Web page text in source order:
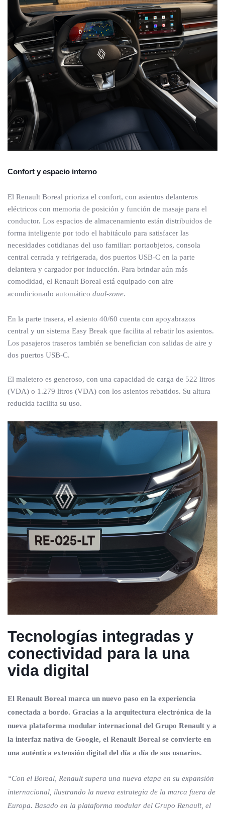
Confort y espacio interno
El Renault Boreal prioriza el confort, con asientos delanteros
eléctricos con memoria de posición y función de masaje para el
conductor. Los espacios de almacenamiento están distribuidos de
forma inteligente por todo el habitáculo para satisfacer las
necesidades cotidianas del uso familiar: portaobjetos, consola
central cerrada y refrigerada, dos puertos USB-C en la parte
delantera y cargador por inducción. Para brindar aún más
comodidad, el Renault Boreal está equipado con aire
acondicionado automático dual-zone.
En la parte trasera, el asiento 40/60 cuenta con apoyabrazos
central y un sistema Easy Break que facilita al rebatir los asientos.
Los pasajeros traseros también se benefician con salidas de aire y
dos puertos USB-C.
El maletero es generoso, con una capacidad de carga de 522 litros
(VDA) o 1.279 litros (VDA) con los asientos rebatidos. Su altura
reducida facilita su uso.
Tecnologías integradas y
conectividad para la una
vida digital
El Renault Boreal marca un nuevo paso en la experiencia
conectada a bordo. Gracias a la arquitectura electrónica de la
nueva plataforma modular internacional del Grupo Renault y a
la interfaz nativa de Google, el Renault Boreal se convierte en
una auténtica extensión digital del día a día de sus usuarios.
“Con el Boreal, Renault supera una nueva etapa en su expansión
internacional, ilustrando la nueva estrategia de la marca fuera de
Europa. Basado en la plataforma modular del Grupo Renault, el